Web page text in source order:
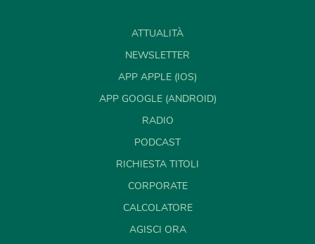
ATTUALITÀ
NEWSLETTER
APP APPLE (IOS)
APP GOOGLE (ANDROID)
RADIO
PODCAST
RICHIESTA TITOLI
CORPORATE
CALCOLATORE
AGISCI ORA